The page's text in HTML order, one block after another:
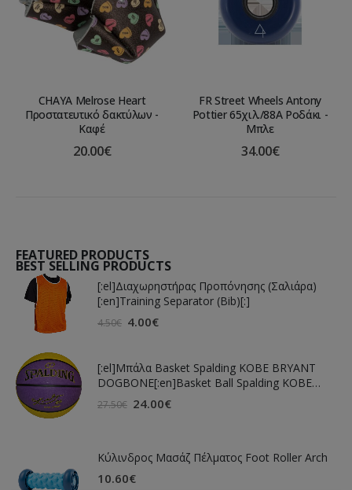
CHAYA Melrose Heart
Προστατευτικό δακτύλων -
Καφέ
20.00€
FR Street Wheels Antony
Pottier 65χιλ./88A Ροδάκι -
Μπλε
34.00€
FEATURED PRODUCTS
BEST SELLING PRODUCTS
[:el]Διαχωρηστήρας Προπόνησης (Σαλιάρα)
[:en]Training Separator (Bib)[:]
4.50€ 4.00€
[:el]Μπάλα Basket Spalding KOBE BRYANT
DOGBONE[:en]Basket Ball Spalding KOBE
BRYANT DOGBONE[:]
27.50€ 24.00€
Κύλινδρος Μασάζ Πέλματος Foot Roller Arch
10.60€